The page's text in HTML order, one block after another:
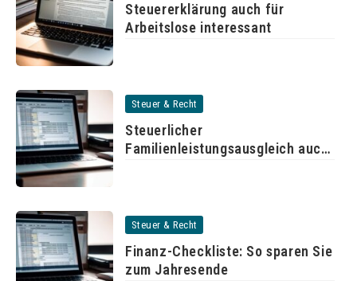
Steuererklärung auch für
Arbeitslose interessant
Steuer & Recht
Steuerlicher
Familienleistungsausgleich auch
Steuer & Recht
Finanz-Checkliste: So sparen Sie
zum Jahresende